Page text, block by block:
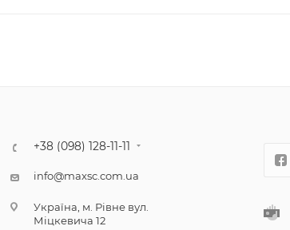
+38 (098) 128-11-11
info@maxsc.com.ua
Українa, м. Рівне вул.
Міцкевича 12